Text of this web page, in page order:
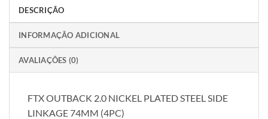
DESCRIÇÃO
INFORMAÇÃO ADICIONAL
AVALIAÇÕES (0)
FTX OUTBACK 2.0 NICKEL PLATED STEEL SIDE
LINKAGE 74MM (4PC)